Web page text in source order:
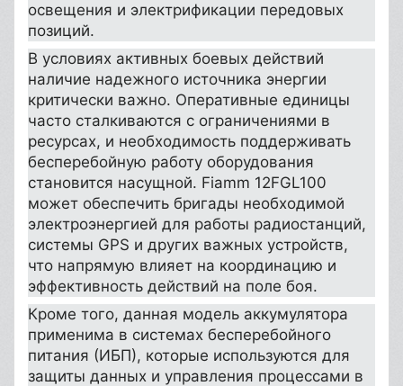
освещения и электрификации передовых
позиций.
В условиях активных боевых действий
наличие надежного источника энергии
критически важно. Оперативные единицы
часто сталкиваются с ограничениями в
ресурсах, и необходимость поддерживать
бесперебойную работу оборудования
становится насущной. Fiamm 12FGL100
может обеспечить бригады необходимой
электроэнергией для работы радиостанций,
системы GPS и других важных устройств,
что напрямую влияет на координацию и
эффективность действий на поле боя.
Кроме того, данная модель аккумулятора
применима в системах бесперебойного
питания (ИБП), которые используются для
защиты данных и управления процессами в